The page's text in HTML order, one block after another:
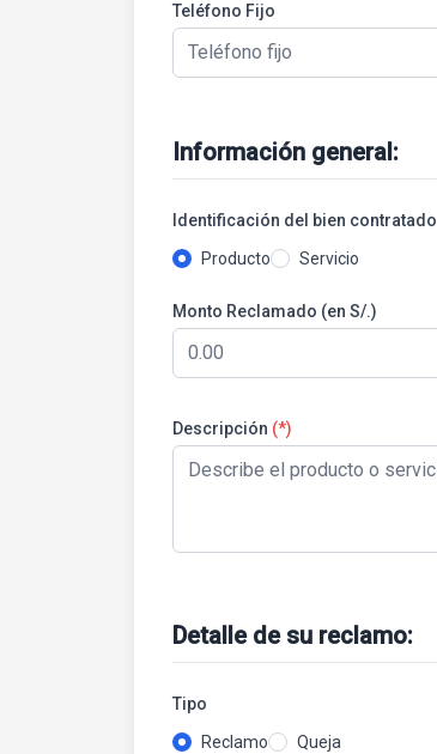
Teléfono Fijo
Información general:
Identificación del bien contratado
Producto
Servicio
Monto Reclamado (en S/.)
Descripción (*)
Detalle de su reclamo:
Tipo
Reclamo
Queja